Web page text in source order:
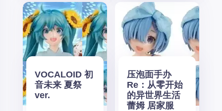
VOCALOID 初
音未来 夏祭
ver.
压泡面手办
Re：从零开始
的异世界生活
蕾姆 居家服